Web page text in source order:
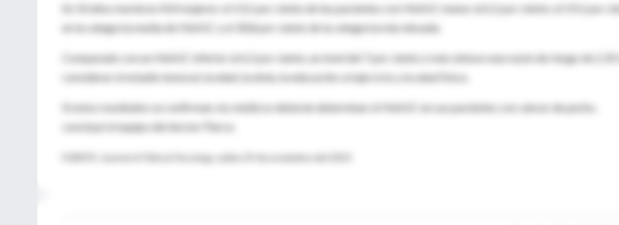
En 10 años murieron 414 mujeres: el 13,1 por ciento de las pacientes con HbA1C menor al 6,5 por ciento; el 19,1 por
en la categoría media de HbA1C y el 30,8 por ciento de la categoría más elevada.
Comparado con un HbA1C inferior al 6,5 por ciento, un nivel del 7 por ciento o más obtuvo una razón de riesgo de 2,35
considerar el estadio tumoral, la edad, la etnia, la educación, el ejercicio y la salud física.
Si estos resultados se confirman, los médicos deberán determinar el HbA1C en sus pacientes con cáncer de pecho,
concluyó el equipo del doctor Pierce.
FUENTE: Journal of Clinical Oncology, online 29 de noviembre del 2010